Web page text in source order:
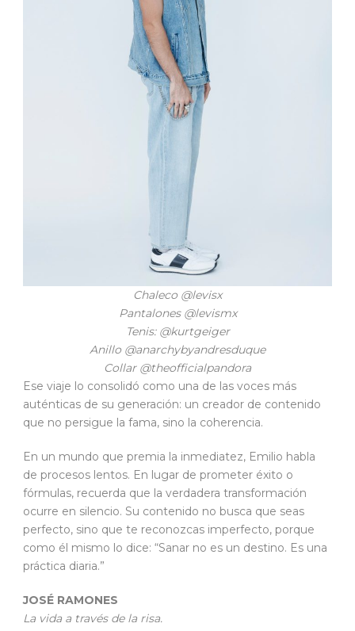
Chaleco @levisx
Pantalones @levismx
Tenis: @kurtgeiger
Anillo @anarchybyandresduque
Collar @theofficialpandora
Ese viaje lo consolidó como una de las voces más
auténticas de su generación: un creador de contenido
que no persigue la fama, sino la coherencia.
En un mundo que premia la inmediatez, Emilio habla
de procesos lentos. En lugar de prometer éxito o
fórmulas, recuerda que la verdadera transformación
ocurre en silencio. Su contenido no busca que seas
perfecto, sino que te reconozcas imperfecto, porque
como él mismo lo dice: “Sanar no es un destino. Es una
práctica diaria.”
JOSÉ RAMONES
La vida a través de la risa.